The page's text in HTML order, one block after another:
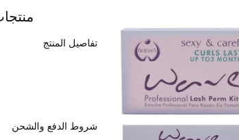
تفاصيل المنتج
شروط الدفع والشحن